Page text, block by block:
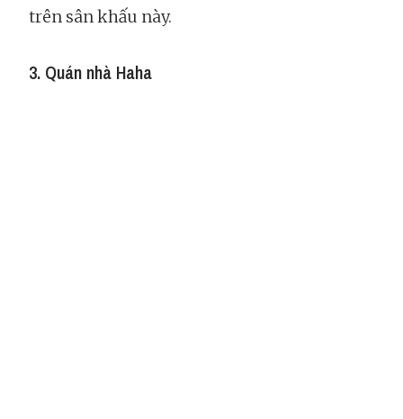
trên sân khấu này.
3. Quán nhà Haha